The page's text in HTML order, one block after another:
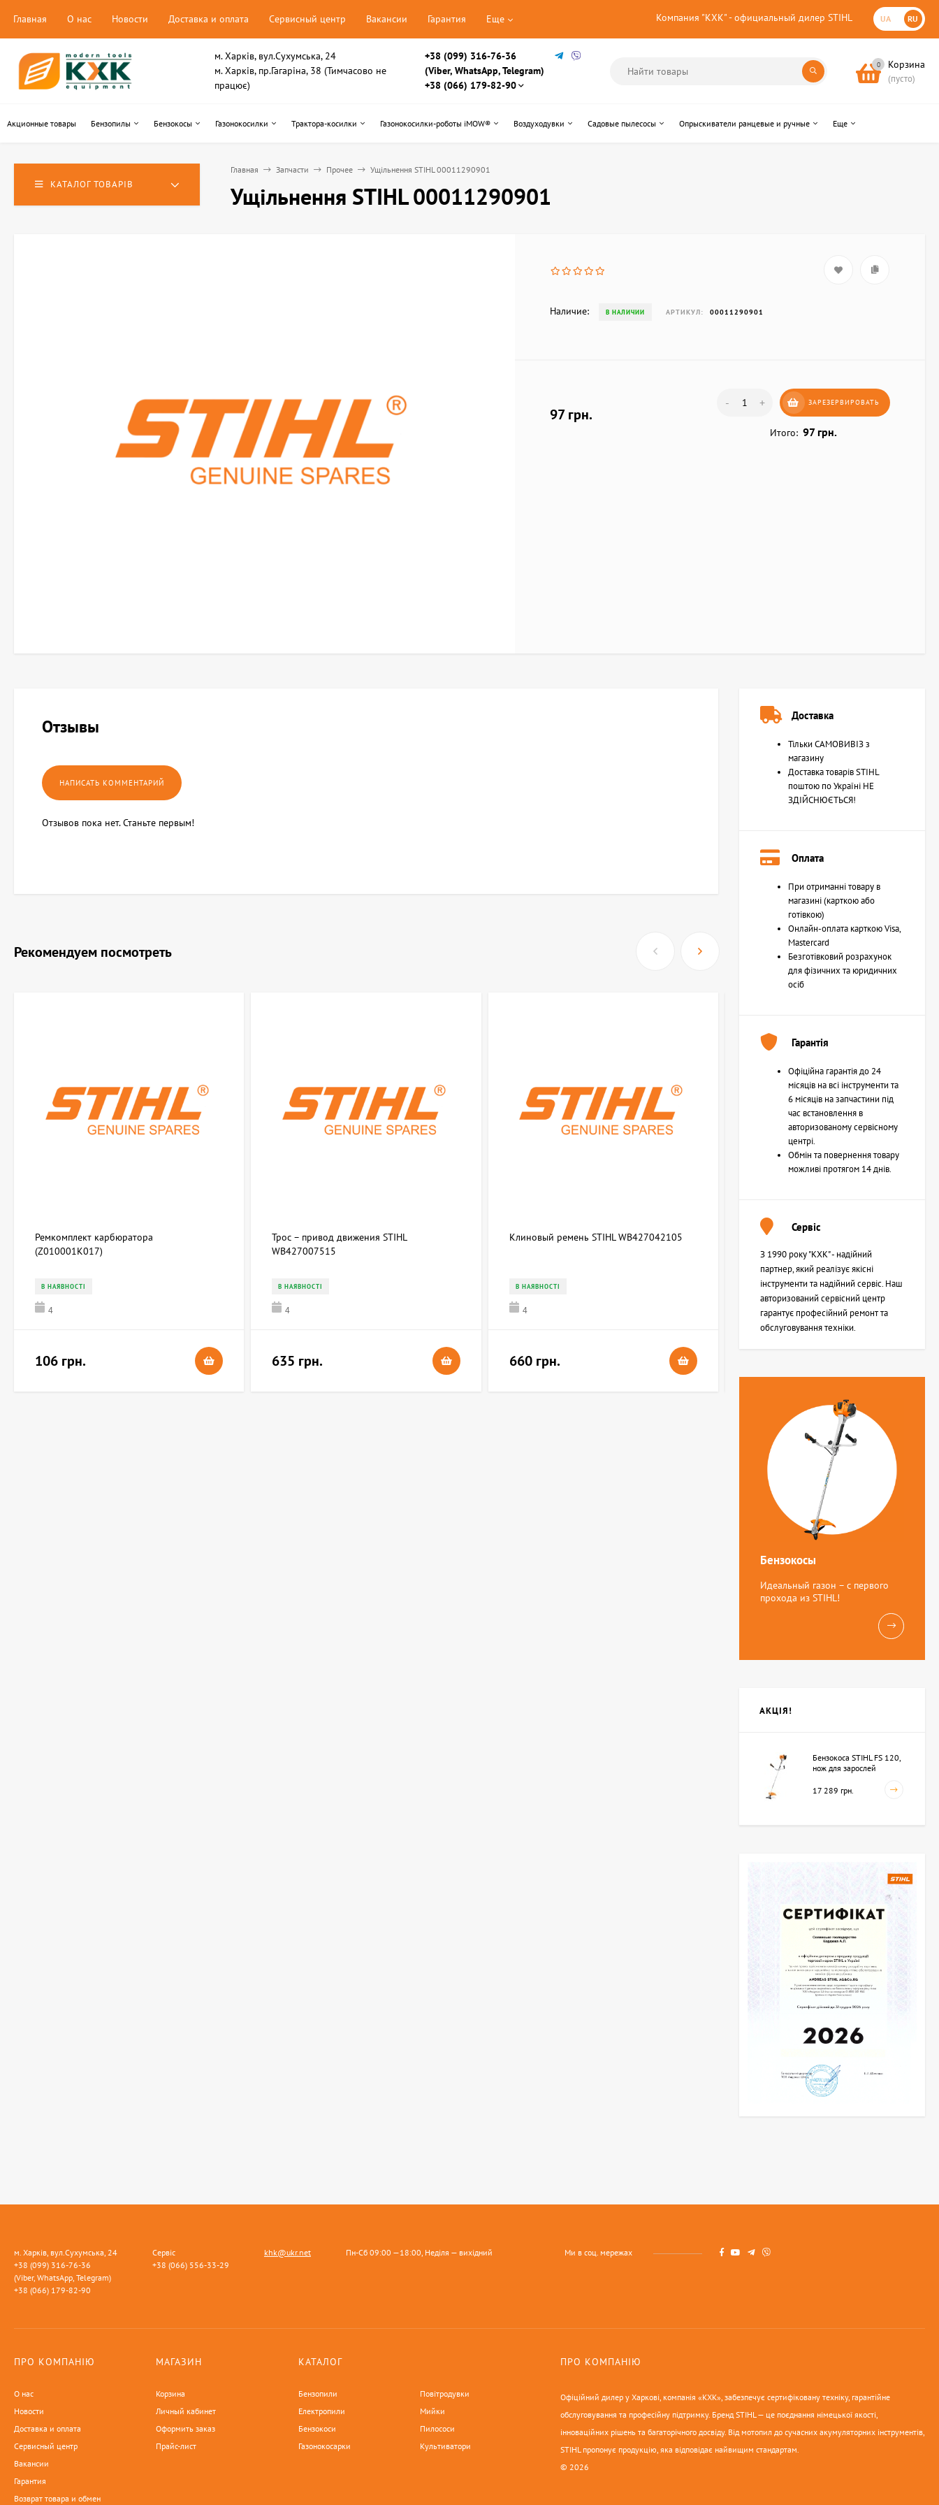
Компания "КХК" - официальный дилер STIHL UA RU
Главная О нас Новости Доставка и оплата Сервисный центр Вакансии Гарантия Еще
м. Харків, вул.Сухумська, 24
м. Харків, пр.Гагаріна, 38 (Тимчасово не
працює)
+38 (099) 316-76-36
(Viber, WhatsApp, Telegram)
+38 (066) 179-82-90
0 Корзина
(пусто)
Акционные товары Бензопилы Бензокосы Газонокосилки Трактора-косилки Газонокосилки-роботы iMOW® Воздуходувки Садовые пылесосы Опрыскиватели ранцевые и ручные Еще
КАТАЛОГ ТОВАРІВ
Главная Запчасти Прочее Ущільнення STIHL 00011290901
Ущільнення STIHL 00011290901
Наличие: В НАЛИЧИИ АРТИКУЛ: 00011290901
97 грн.
- + ЗАРЕЗЕРВИРОВАТЬ
Итого: 97 грн.
Отзывы
Отзывов пока нет. Станьте первым!
Рекомендуем посмотреть
Ремкомплект карбюратора
(Z010001K017)
В НАЯВНОСТІ
4
106 грн.
Трос – привод движения STIHL
WB427007515
В НАЯВНОСТІ
4
635 грн.
Клиновый ремень STIHL WB427042105
В НАЯВНОСТІ
4
660 грн.
Возвратная пружина STIHL (Z000013Z000)
В НАЯВНОСТІ
4
Доставка
Тільки САМОВИВІЗ з
магазину
Доставка товарів STIHL
поштою по Україні НЕ
ЗДІЙСНЮЄТЬСЯ!
Оплата
При отриманні товару в
магазині (карткою або
готівкою)
Онлайн-оплата карткою Visa,
Mastercard
Безготівковий розрахунок
для фізичних та юридичних
осіб
Гарантія
Офіційна гарантія до 24
місяців на всі інструменти та
6 місяців на запчастини під
час встановлення в
авторизованому сервісному
центрі.
Обмін та повернення товару
можливі протягом 14 днів.
Сервіс
З 1990 року "КХК" - надійний
партнер, який реалізує якісні
інструменти та надійний сервіс. Наш
авторизований сервісний центр
гарантує професійний ремонт та
обслуговування техніки.
Бензокосы
Идеальный газон – с первого
прохода из STIHL!
АКЦІЯ!
Бензокоса STIHL FS 120,
нож для зарослей
17 289 грн.
м. Харків, вул.Сухумська, 24
+38 (099) 316-76-36
(Viber, WhatsApp, Telegram)
+38 (066) 179-82-90
Сервіс
+38 (066) 556-33-29
khk@ukr.net Пн-Сб 09:00 —18:00, Неділя — вихідний Ми в соц. мережах
ПРО КОМПАНІЮ
О нас
Новости
Доставка и оплата
Сервисный центр
Вакансии
Гарантия
Возврат товара и обмен
МАГАЗИН
Корзина
Личный кабинет
Оформить заказ
Прайс-лист
КАТАЛОГ
Бензопили
Електропили
Бензокоси
Газонокосарки
Повітродувки
Мийки
Пилососи
Культиватори
ПРО КОМПАНІЮ
Офіційний дилер у Харкові, компанія «КХК», забезпечує сертифіковану техніку, гарантійне
обслуговування та професійну підтримку. Бренд STIHL — це поєднання німецької якості,
інноваційних рішень та багаторічного досвіду. Від мотопил до сучасних акумуляторних інструментів,
STIHL пропонує продукцію, яка відповідає найвищим стандартам.
© 2026